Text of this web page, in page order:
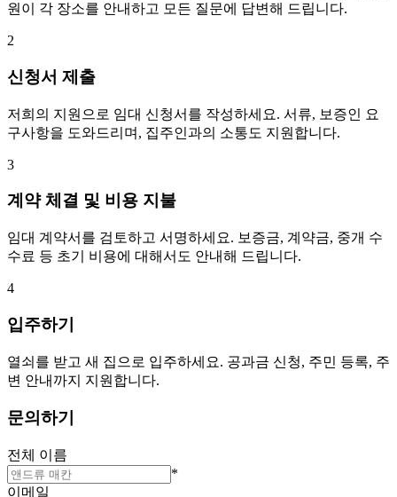
원이 각 장소를 안내하고 모든 질문에 답변해 드립니다.
2
신청서 제출
저희의 지원으로 임대 신청서를 작성하세요. 서류, 보증인 요
구사항을 도와드리며, 집주인과의 소통도 지원합니다.
3
계약 체결 및 비용 지불
임대 계약서를 검토하고 서명하세요. 보증금, 계약금, 중개 수
수료 등 초기 비용에 대해서도 안내해 드립니다.
4
입주하기
열쇠를 받고 새 집으로 입주하세요. 공과금 신청, 주민 등록, 주
변 안내까지 지원합니다.
문의하기
전체 이름
*
이메일